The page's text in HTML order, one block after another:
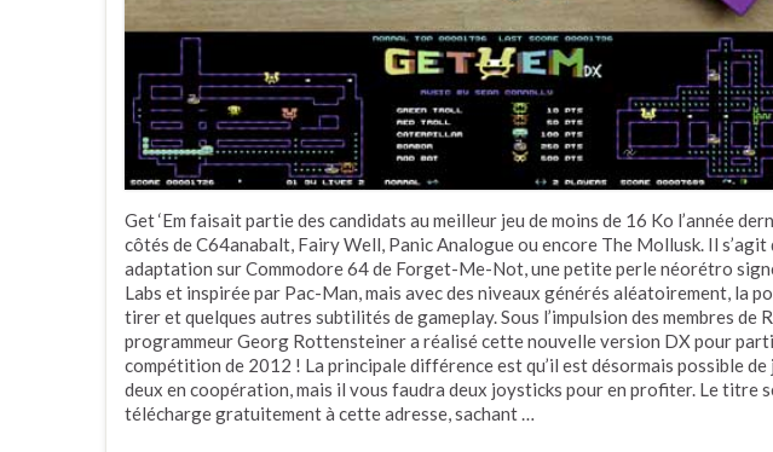
Get ‘Em faisait partie des candidats au meilleur jeu de moins de 16 Ko l’année
côtés de C64anabalt, Fairy Well, Panic Analogue ou encore The Mollusk. Il s’agit
adaptation sur Commodore 64 de Forget-Me-Not, une petite perle néorétro
Labs et inspirée par Pac-Man, mais avec des niveaux générés aléatoirement, la
tirer et quelques autres subtilités de gameplay. Sous l’impulsion des membres de
programmeur Georg Rottensteiner a réalisé cette nouvelle version DX pour
compétition de 2012 ! La principale différence est qu’il est désormais possible de
deux en coopération, mais il vous faudra deux joysticks pour en profiter. Le titre
télécharge gratuitement à cette adresse, sachant …